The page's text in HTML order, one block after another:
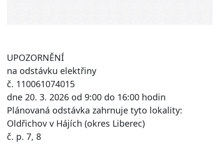
UPOZORNĚNÍ
na odstávku elektřiny
č. 110061074015
dne 20. 3. 2026 od 9:00 do 16:00 hodin
Plánovaná odstávka zahrnuje tyto lokality:
Oldřichov v Hájích (okres Liberec)
č. p. 7, 8